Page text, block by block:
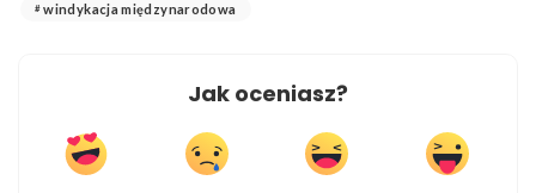
windykacja międzynarodowa
Jak oceniasz?